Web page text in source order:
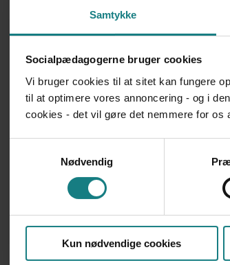
Samtykke
Socialpædagogerne bruger cookies
Vi bruger cookies til at sitet kan fungere
til at optimere vores annoncering - og i
cookies - det vil gøre det nemmere for os
Nødvendig
Kun nødvendige cookies